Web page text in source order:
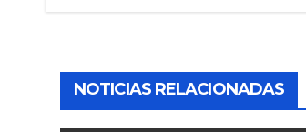
NOTICIAS RELACIONADAS